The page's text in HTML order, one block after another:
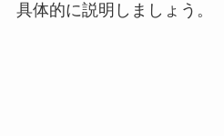
具体的に説明しましょう。